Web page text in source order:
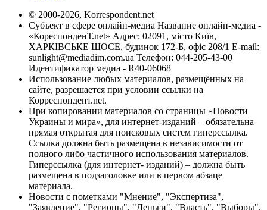
© 2000-2026, Korrespondent.net
Субъект в сфере онлайн-медиа Название онлайн-медиа -
«КореспонденТ.net» Адрес: 02091, місто Київ,
ХАРКІВСЬКЕ ШОСЕ, будинок 172-Б, офіс 208/1 E-mail:
sunlight@mediadim.com.ua Телефон: 044-205-43-00
Идентификатор медиа - R40-06068
Использование любых материалов, размещённых на
сайте, разрешается при условии ссылки на
Корреспондент.net.
При копировании материалов со страницы «Новости
Украины и мира», для интернет-изданий – обязательна
прямая открытая для поисковых систем гиперссылка.
Ссылка должна быть размещена в независимости от
полного либо частичного использования материалов.
Гиперссылка (для интернет- изданий) – должна быть
размещена в подзаголовке или в первом абзаце
материала.
Новости с пометками "Мнение", "Экспертиза",
"Заявление", "Регионы", "Деньги", "Власть", "Выборы",